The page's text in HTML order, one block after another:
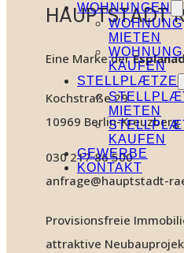
WOHNUNGEN
WOHNUNG
MIETEN
WOHNUNG
KAUFEN
STELLPLÆTZE
MIETEN
KAUFEN
GEWERBE
KONTAKT
HAUPTSTADT
Eine Marke der
Kochstraße 29
10969 Berlin-Kreuzberg
030 217 86 500
anfrage@hauptstadt-
Provisionsfreie
attraktive